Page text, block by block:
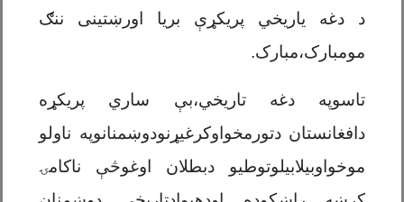
د دغه یاریخي پریکړې بریا اورښتینی ننګ
مومبارک،مبارک.
تاسوپه دغه تاریخي،بې ساري پریکړه
دافغانستان دتورمخواوکرغیړنودوښمنانوپه ناولو
موخواوبیلابیلوتوطیو دبطلان اوغوڅې ناکامۍ